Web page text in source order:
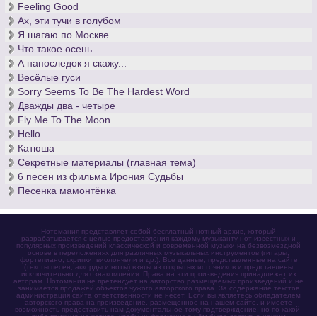
Feeling Good
Ах, эти тучи в голубом
Я шагаю по Москве
Что такое осень
А напоследок я скажу...
Весёлые гуси
Sorry Seems To Be The Hardest Word
Дважды два - четыре
Fly Me To The Moon
Hello
Катюша
Секретные материалы (главная тема)
6 песен из фильма Ирония Судьбы
Песенка мамонтёнка
Нотомания представляет собой бесплатный нотный архив, который
разрабатывается с целью предоставления каждому музыканту нот известных и
популярных произведений классической и современной музыки на безвозмездной
основе в переложениях для различных музыкальных инструментов (гитары,
фортепиано, скрипки, виолончели и др.). Все данные, представленные на сайте
(тексты песен, аккорды и ноты) взяты из открытых источников и представлены
исключительно для ознакомления. Права на эти произведения принадлежат их
авторам. Нотомания не претендует на авторство размещаемых произведений и не
занимается продажей объектов чужого авторского права. За содержание текстов
администрация сайта ответственности не несет. Если вы являетесь обладателем
авторского права на произведение, размещенное на нашем сайте, и имеете
возможность предоставить нам документальное тому подтверждение, но по какой-